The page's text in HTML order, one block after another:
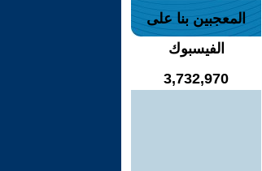
المعجبين بنا على
الفيسبوك
3,732,970